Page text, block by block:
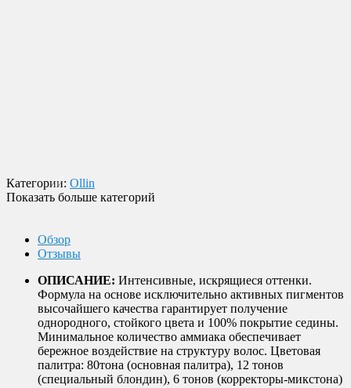
Категории: Ollin
Показать больше категорий
Обзор
Отзывы
ОПИСАНИЕ: Интенсивные, искрящиеся оттенки.
Формула на основе исключительно активных пигментов
высочайшего качества гарантирует получение
однородного, стойкого цвета и 100% покрытие седины.
Минимальное количество аммиака обеспечивает
бережное воздействие на структуру волос. Цветовая
палитра: 80тона (основная палитра), 12 тонов
(специальный блондин), 6 тонов (корректоры-микстона)